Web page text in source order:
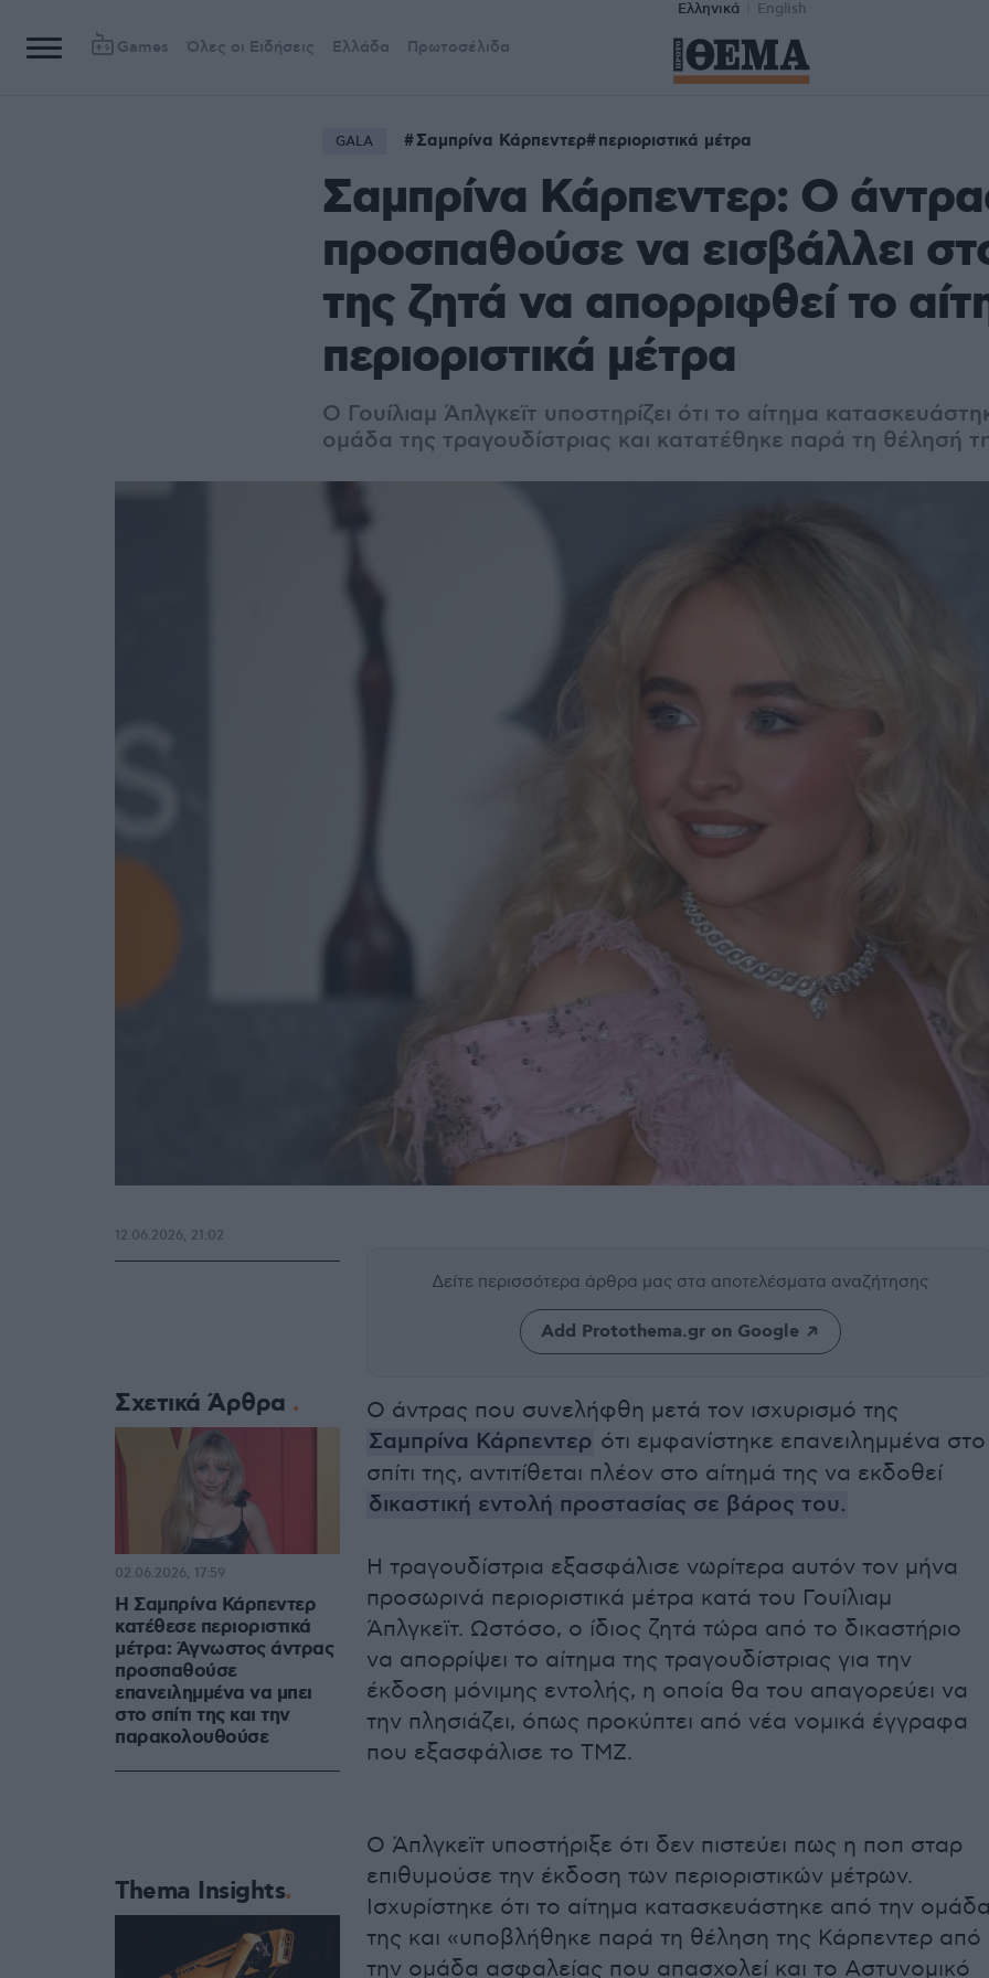
Ελληνικά English
Games Όλες οι Ειδήσεις Ελλάδα Πρωτοσέλιδα
GALA Σαμπρίνα Κάρπεντερ περιοριστικά μέτρα
Σαμπρίνα Κάρπεντερ: Ο
προσπαθούσε να εισβάλλει
της ζητά να απορριφθεί το
περιοριστικά μέτρα
Ο Γουίλιαμ Άπλγκεϊτ υποστηρίζει ότι το αίτημα
ομάδα της τραγουδίστριας και κατατέθηκε παρά τη θέλησή
Δείτε περισσότερα άρθρα μας στα αποτελέσματα αναζήτησης
Add Protothema.gr on Google
Ο άντρας που συνελήφθη μετά τον ισχυρισμό της
Σαμπρίνα Κάρπεντερ ότι εμφανίστηκε επανειλημμένα στο
σπίτι της, αντιτίθεται πλέον στο αίτημά της να εκδοθεί
δικαστική εντολή προστασίας σε βάρος του.
Η τραγουδίστρια εξασφάλισε νωρίτερα αυτόν τον μήνα
προσωρινά περιοριστικά μέτρα κατά του Γουίλιαμ
Άπλγκεϊτ. Ωστόσο, ο ίδιος ζητά τώρα από το δικαστήριο
να απορρίψει το αίτημα της τραγουδίστριας για την
έκδοση μόνιμης εντολής, η οποία θα του απαγορεύει να
την πλησιάζει, όπως προκύπτει από νέα νομικά έγγραφα
που εξασφάλισε το TMZ.
Ο Άπλγκεϊτ υποστήριξε ότι δεν πιστεύει πως η ποπ σταρ
επιθυμούσε την έκδοση των περιοριστικών μέτρων.
Ισχυρίστηκε ότι το αίτημα κατασκευάστηκε από την
της και «υποβλήθηκε παρά τη θέληση της Κάρπεντερ από
την ομάδα ασφαλείας που απασχολεί και το Αστυνομικό
12.06.2026, 21:02
Σχετικά Άρθρα
Η Σαμπρίνα Κάρπεντερ
κατέθεσε περιοριστικά
μέτρα: Άγνωστος άντρας
προσπαθούσε
επανειλημμένα να μπει
στο σπίτι της και την
παρακολουθούσε
02.06.2026, 17:59
Thema Insights